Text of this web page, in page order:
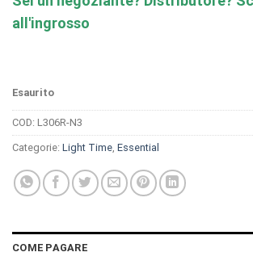
all'ingrosso
Esaurito
COD: L306R-N3
Categorie: Light Time Essential
COME PAGARE